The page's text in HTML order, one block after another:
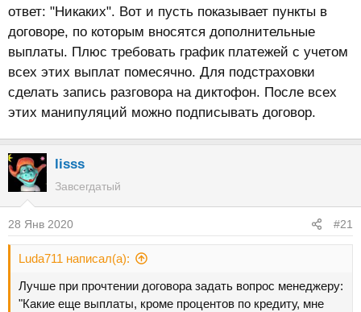
ответ: "Никаких". Вот и пусть показывает пункты в
договоре, по которым вносятся дополнительные
выплаты. Плюс требовать график платежей с учетом
всех этих выплат помесячно. Для подстраховки
сделать запись разговора на диктофон. После всех
этих манипуляций можно подписывать договор.
lisss
Завсегдатый
28 Янв 2020 #21
Luda711 написал(а):
Лучше при прочтении договора задать вопрос менеджеру:
"Какие еще выплаты, кроме процентов по кредиту, мне